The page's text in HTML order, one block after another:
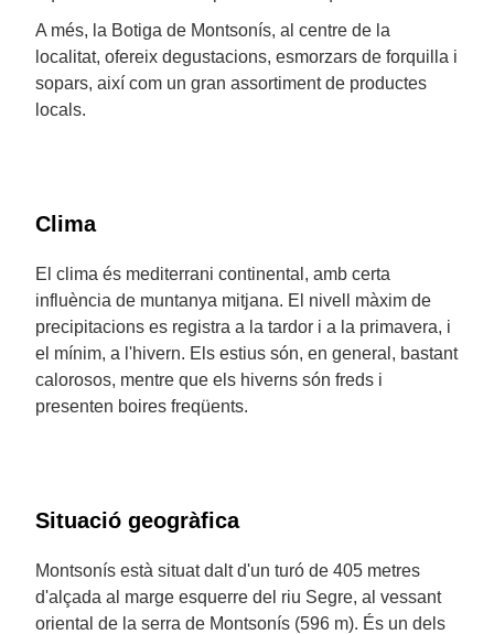
A més, la Botiga de Montsonís, al centre de la
localitat, ofereix degustacions, esmorzars de forquilla i
sopars, així com un gran assortiment de productes
locals.
Clima
El clima és mediterrani continental, amb certa
influència de muntanya mitjana. El nivell màxim de
precipitacions es registra a la tardor i a la primavera, i
el mínim, a l'hivern. Els estius són, en general, bastant
calorosos, mentre que els hiverns són freds i
presenten boires freqüents.
Situació geogràfica
Montsonís està situat dalt d'un turó de 405 metres
d'alçada al marge esquerre del riu Segre, al vessant
oriental de la serra de Montsonís (596 m). És un dels